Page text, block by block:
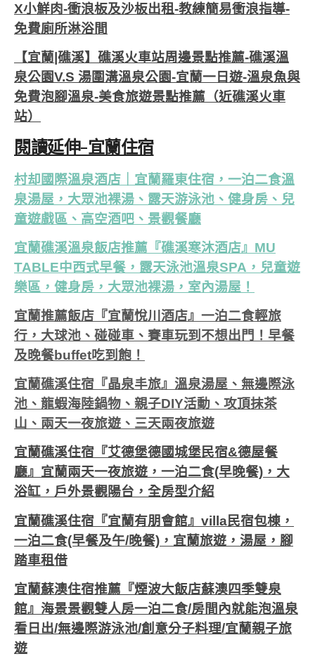
X小鮮肉-衝浪板及沙板出租-教練簡易衝浪指導-
免費廁所淋浴間
【宜蘭|礁溪】礁溪火車站周邊景點推薦-礁溪溫
泉公園V.S 湯圍溝溫泉公園-宜蘭一日遊-溫泉魚與
免費泡腳溫泉-美食旅遊景點推薦（近礁溪火車
站）
閱讀延伸-宜蘭住宿
村却國際溫泉酒店｜宜蘭羅東住宿，一泊二食溫
泉湯屋，大眾池裸湯、露天游泳池、健身房、兒
童遊戲區、高空酒吧、景觀餐廳
宜蘭礁溪溫泉飯店推薦『礁溪寒沐酒店』MU
TABLE中西式早餐，露天泳池溫泉SPA，兒童遊
樂區，健身房，大眾池裸湯，室內湯屋！
宜蘭推薦飯店『宜蘭悅川酒店』一泊二食輕旅
行，大球池、碰碰車、賽車玩到不想出門！早餐
及晚餐buffet吃到飽！
宜蘭礁溪住宿『晶泉丰旅』溫泉湯屋、無邊際泳
池、龍蝦海陸鍋物、親子DIY活動、攻頂抹茶
山、兩天一夜旅遊、三天兩夜旅遊
宜蘭礁溪住宿『艾德堡德國城堡民宿&德屋餐
廳』宜蘭兩天一夜旅遊，一泊二食(早晚餐)，大
浴缸，戶外景觀陽台，全房型介紹
宜蘭礁溪住宿『宜蘭有朋會館』villa民宿包棟，
一泊二食(早餐及午/晚餐)，宜蘭旅遊，湯屋，腳
踏車租借
宜蘭蘇澳住宿推薦『煙波大飯店蘇澳四季雙泉
館』海景景觀雙人房一泊二食/房間內就能泡溫泉
看日出/無邊際游泳池/創意分子料理/宜蘭親子旅
遊